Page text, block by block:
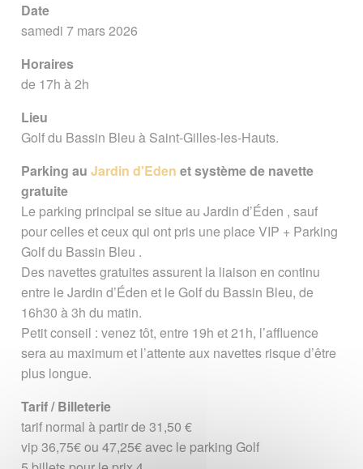
Date
samedi 7 mars 2026
Horaires
de 17h à 2h
Lieu
Golf du Bassin Bleu à Saint-Gilles-les-Hauts.
Parking au Jardin d'Eden et système de navette
gratuite
Le parking principal se situe au Jardin d’Éden , sauf
pour celles et ceux qui ont pris une place VIP + Parking
Golf du Bassin Bleu .
Des navettes gratuites assurent la liaison en continu
entre le Jardin d’Éden et le Golf du Bassin Bleu, de
16h30 à 3h du matin.
Petit conseil : venez tôt, entre 19h et 21h, l’affluence
sera au maximum et l’attente aux navettes risque d’être
plus longue.
Tarif / Billeterie
tarif normal à partir de 31,50 €
vip 36,75€ ou 47,25€ avec le parking Golf